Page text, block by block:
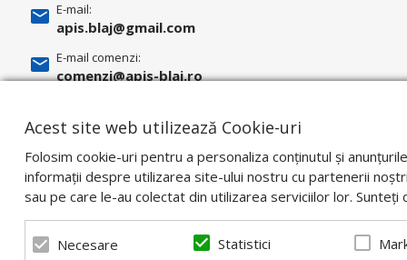
E-mail:
apis.blaj@gmail.com
E-mail comenzi:
comenzi@apis-blaj.ro
facturari@apis-blaj.ro
Acest site web utilizează Cookie-uri
Folosim cookie-uri pentru a personaliza conținutul și
informații despre utilizarea site-ului nostru cu partenerii
sau pe care le-au colectat din utilizarea serviciilor lor.
Necesare Statistici